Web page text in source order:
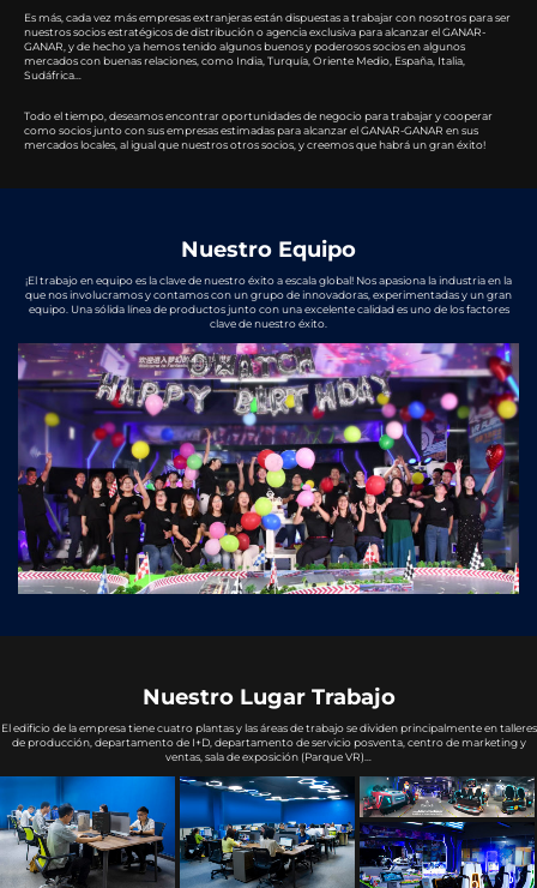
Es más, cada vez más empresas extranjeras están dispuestas a trabajar con nosotros para ser
nuestros socios estratégicos de distribución o agencia exclusiva para alcanzar el GANAR-
GANAR, y de hecho ya hemos tenido algunos buenos y poderosos socios en algunos
mercados con buenas relaciones, como India, Turquía, Oriente Medio, España, Italia,
Sudáfrica…
Todo el tiempo, deseamos encontrar oportunidades de negocio para trabajar y cooperar
como socios junto con sus empresas estimadas para alcanzar el GANAR-GANAR en sus
mercados locales, al igual que nuestros otros socios, y creemos que habrá un gran éxito!
Nuestro Equipo
¡El trabajo en equipo es la clave de nuestro éxito a escala global! Nos apasiona la industria en la
que nos involucramos y contamos con un grupo de innovadoras, experimentadas y un gran
equipo. Una sólida línea de productos junto con una excelente calidad es uno de los factores
clave de nuestro éxito.
Nuestro Lugar Trabajo
El edificio de la empresa tiene cuatro plantas y las áreas de trabajo se dividen principalmente en talleres
de producción, departamento de I+D, departamento de servicio posventa, centro de marketing y
ventas, sala de exposición (Parque VR)…